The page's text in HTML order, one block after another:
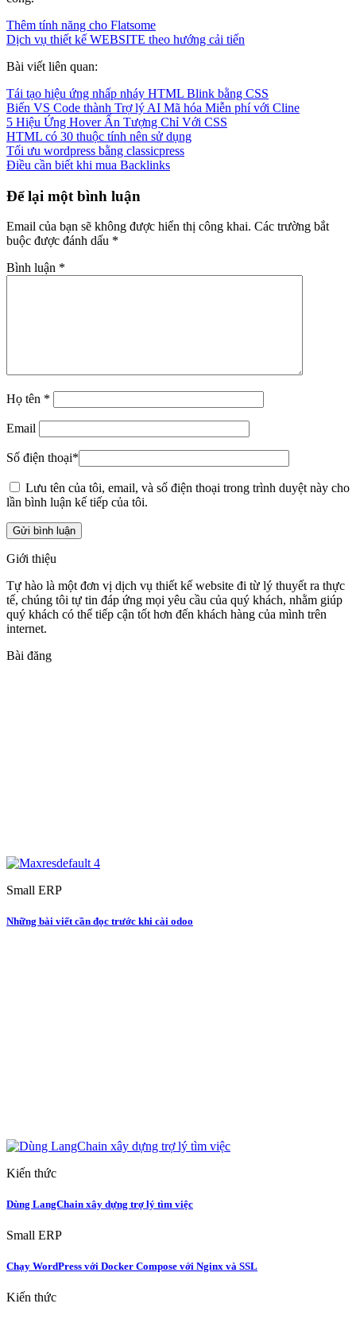
Thêm tính năng cho Flatsome
Dịch vụ thiết kế WEBSITE theo hướng cải tiến
Bài viết liên quan:
Tái tạo hiệu ứng nhấp nháy HTML Blink bằng CSS
Biến VS Code thành Trợ lý AI Mã hóa Miễn phí với Cline
5 Hiệu Ứng Hover Ấn Tượng Chỉ Với CSS
HTML có 30 thuộc tính nên sử dụng
Tối ưu wordpress bằng classicpress
Điều cần biết khi mua Backlinks
Để lại một bình luận
Email của bạn sẽ không được hiển thị công khai. Các trường bắt
buộc được đánh dấu *
Bình luận *
Họ tên *
Email
Số điện thoại*
Lưu tên của tôi, email, và số điện thoại trong trình duyệt này cho
lần bình luận kế tiếp của tôi.
Giới thiệu
Tự hào là một đơn vị dịch vụ thiết kế website đi từ lý thuyết ra thực
tế, chúng tôi tự tin đáp ứng mọi yêu cầu của quý khách, nhằm giúp
quý khách có thể tiếp cận tốt hơn đến khách hàng của mình trên
internet.
Bài đăng
Small ERP
Những bài viết cần đọc trước khi cài odoo
Kiến thức
Dùng LangChain xây dựng trợ lý tìm việc
Small ERP
Chạy WordPress với Docker Compose với Nginx và SSL
Kiến thức